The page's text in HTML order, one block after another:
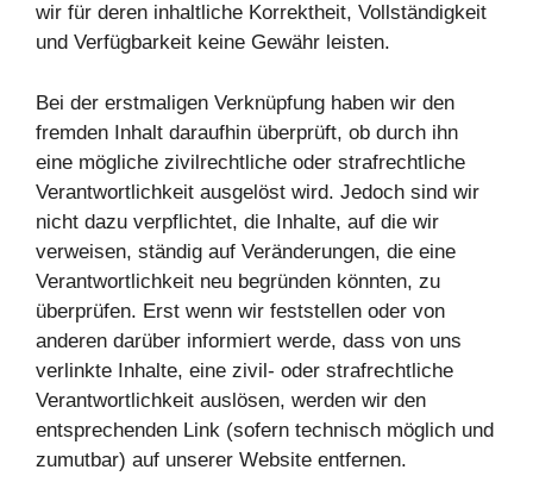
wir für deren inhaltliche Korrektheit, Vollständigkeit
und Verfügbarkeit keine Gewähr leisten.
Bei der erstmaligen Verknüpfung haben wir den
fremden Inhalt daraufhin überprüft, ob durch ihn
eine mögliche zivilrechtliche oder strafrechtliche
Verantwortlichkeit ausgelöst wird. Jedoch sind wir
nicht dazu verpflichtet, die Inhalte, auf die wir
verweisen, ständig auf Veränderungen, die eine
Verantwortlichkeit neu begründen könnten, zu
überprüfen. Erst wenn wir feststellen oder von
anderen darüber informiert werde, dass von uns
verlinkte Inhalte, eine zivil- oder strafrechtliche
Verantwortlichkeit auslösen, werden wir den
entsprechenden Link (sofern technisch möglich und
zumutbar) auf unserer Website entfernen.